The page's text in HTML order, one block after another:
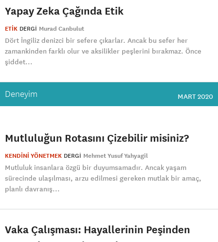
Yapay Zeka Çağında Etik
ETİK DERGI Murad Canbulut
Dört İngiliz denizci bir sefere çıkarlar. Ancak bu sefer her
zamankinden farklı olur ve aksilikler peşlerini bırakmaz. Önce
şiddet...
Deneyim MART 2020
Mutluluğun Rotasını Çizebilir misiniz?
KENDİNİ YÖNETMEK DERGI Mehmet Yusuf Yahyagil
Mutluluk insanlara özgü bir duyumsamadır. Ancak yaşam
sürecinde ulaşılması, arzu edilmesi gereken mutlak bir amaç,
planlı davranış...
Vaka Çalışması: Hayallerinin Peşinden